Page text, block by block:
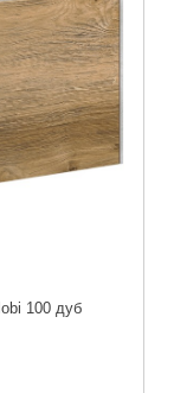
100 дуб